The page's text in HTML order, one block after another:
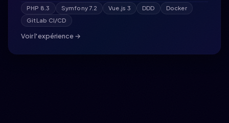
PHP 8.3 Symfony 7.2 Vue.js 3 DDD
Docker
GitLab CI/CD
Voir l'expérience →